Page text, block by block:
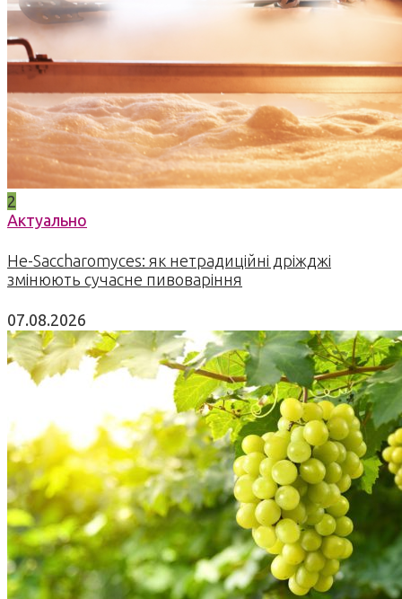
2
Актуально
Не-Saccharomyces: як нетрадиційні дріжджі
змінюють сучасне пивоваріння
07.08.2026